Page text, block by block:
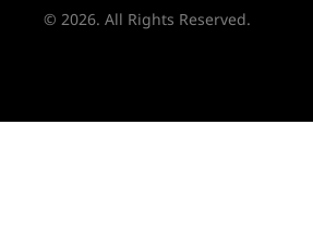
© 2026. All Rights Reserved.